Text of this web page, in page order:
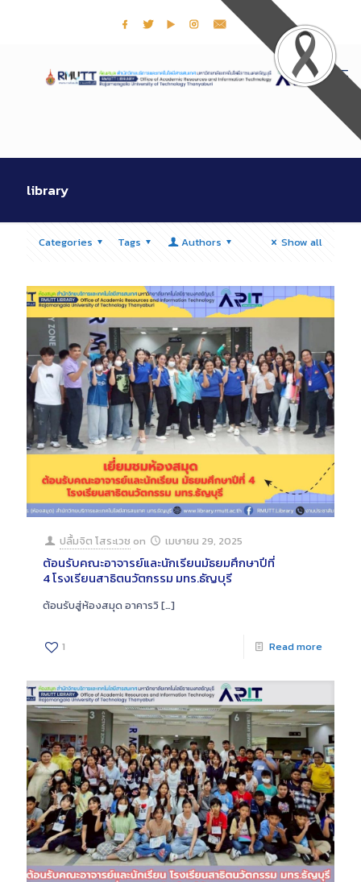
library
Categories Tags Authors Show all
ปลื้มจิต โสระเวช on เมษายน 29, 2025
ต้อนรับคณะอาจารย์และนักเรียนมัธยมศึกษาปีที่
4 โรงเรียนสาธิตนวัตกรรม มทร.ธัญบุรี
ต้อนรับสู่ห้องสมุด อาคารวิ[…]
1 Read more